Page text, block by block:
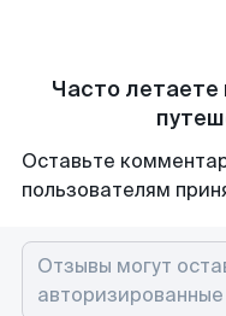
Часто летаете
Оставьте
пользователям